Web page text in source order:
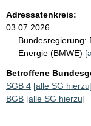
Adressatenkreis:
03.07.2026
Bundesregierung:
Energie (BMWE)
Betroffene
SGB 4 [alle SG hierzu]
BGB [alle SG hierzu]